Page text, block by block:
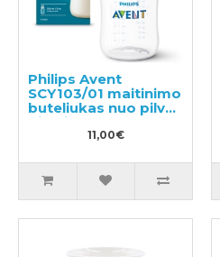
Philips Avent
SCY103/01 maitinimo
buteliukas nuo pilvo
dieglių
11,00€